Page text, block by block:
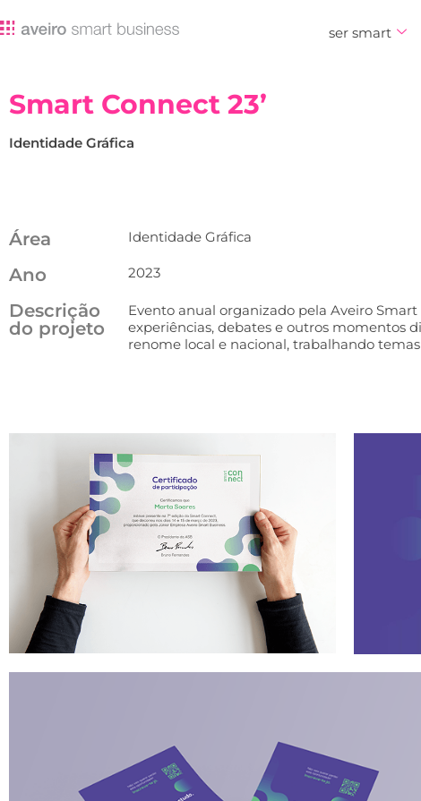
ser smart
Smart Connect 23’
Identidade Gráfica
Área Identidade Gráfica
Ano 2023
Descrição
do projeto
Evento anual organizado pela Aveiro
experiências, debates e outros momentos
renome local e nacional, trabalhando